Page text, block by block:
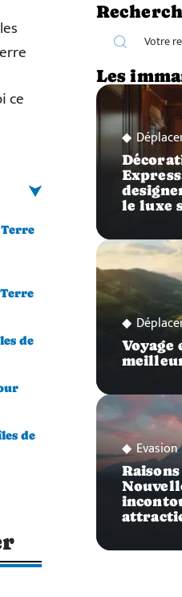
ce
de
de
Les
le luxe
Voyage
Evasion